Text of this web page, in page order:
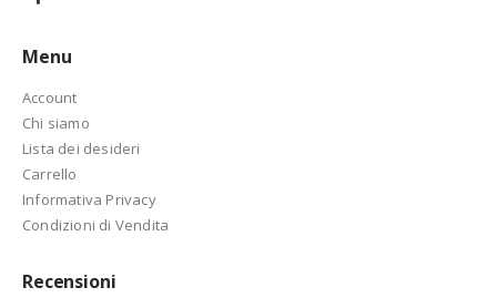
Menu
Account
Chi siamo
Lista dei desideri
Carrello
Informativa Privacy
Condizioni di Vendita
Recensioni